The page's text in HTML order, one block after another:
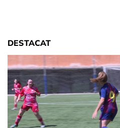
DESTACAT